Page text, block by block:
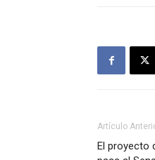
Artículo
El proyecto